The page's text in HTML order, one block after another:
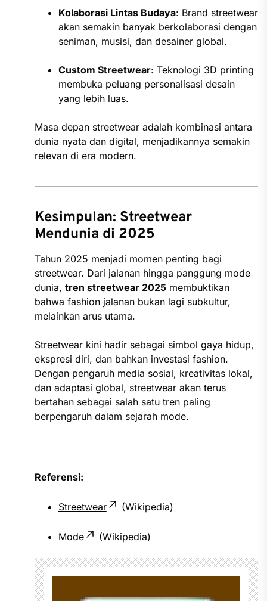
Kolaborasi Lintas Budaya: Brand streetwear
akan semakin banyak berkolaborasi dengan
seniman, musisi, dan desainer global.
Custom Streetwear: Teknologi 3D printing
membuka peluang personalisasi desain
yang lebih luas.
Masa depan streetwear adalah kombinasi antara
dunia nyata dan digital, menjadikannya semakin
relevan di era modern.
Kesimpulan: Streetwear
Mendunia di 2025
Tahun 2025 menjadi momen penting bagi
streetwear. Dari jalanan hingga panggung mode
dunia, tren streetwear 2025membuktikan
bahwa fashion jalanan bukan lagi subkultur,
melainkan arus utama.
Streetwear kini hadir sebagai simbol gaya hidup,
ekspresi diri, dan bahkan investasi fashion.
Dengan pengaruh media sosial, kreativitas lokal,
dan adaptasi global, streetwear akan terus
bertahan sebagai salah satu tren paling
berpengaruh dalam sejarah mode.
Referensi:
Streetwear (Wikipedia)
Mode (Wikipedia)